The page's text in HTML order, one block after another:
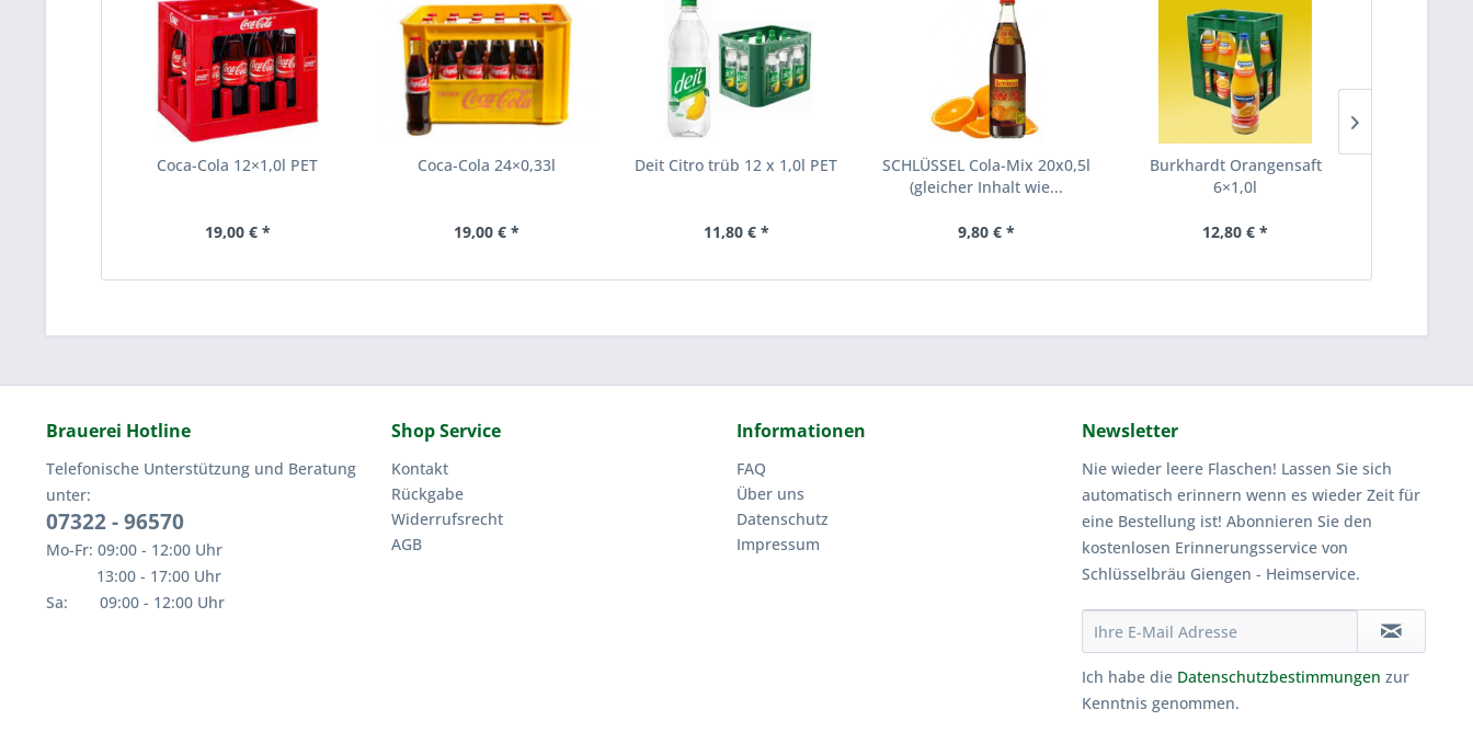
Coca-Cola 12×1,0l PET
19,00 € *
Coca-Cola 24×0,33l
19,00 € *
Deit Citro trüb 12 x 1,0l PET
11,80 € *
SCHLÜSSEL Cola-Mix 20x0,5l
(gleicher Inhalt wie...
9,80 € *
Burkhardt Orangensaft
6×1,0l
12,80 € *
Brauerei Hotline
Telefonische Unterstützung und Beratung
unter:
07322 - 96570
Mo-Fr: 09:00 - 12:00 Uhr
13:00 - 17:00 Uhr
Sa: 09:00 - 12:00 Uhr
Shop Service
Kontakt
Rückgabe
Widerrufsrecht
AGB
Informationen
FAQ
Über uns
Datenschutz
Impressum
Newsletter
Nie wieder leere Flaschen! Lassen Sie sich
automatisch erinnern wenn es wieder Zeit für
eine Bestellung ist! Abonnieren Sie den
kostenlosen Erinnerungsservice von
Schlüsselbräu Giengen - Heimservice.
Ich habe die Datenschutzbestimmungen zur
Kenntnis genommen.